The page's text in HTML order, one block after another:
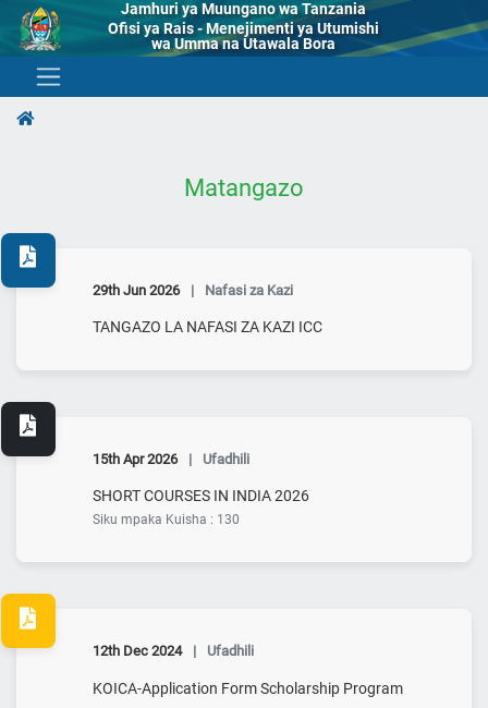
Jamhuri ya Muungano wa Tanzania
Ofisi ya Rais - Menejimenti ya Utumishi
wa Umma na Utawala Bora
Matangazo
29th Jun 2026 | Nafasi za Kazi
TANGAZO LA NAFASI ZA KAZI ICC
15th Apr 2026 | Ufadhili
SHORT COURSES IN INDIA 2026
Siku mpaka Kuisha : 130
12th Dec 2024 | Ufadhili
KOICA-Application Form Scholarship Program